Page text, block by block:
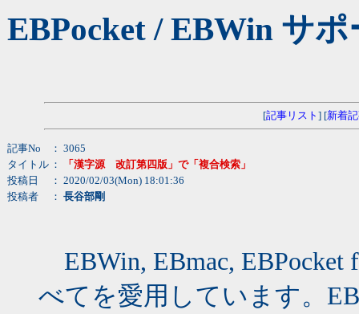
EBPocket / EBWin サ
[記事リスト ] [新着
記事No
： 3065
タイトル ：
「漢字源 改訂第四版」で「複合検索」
投稿日
： 2020/02/03(Mon) 18:01:36
投稿者
： 長谷部剛
EBWin, EBmac, EBPocket
べてを愛用しています。